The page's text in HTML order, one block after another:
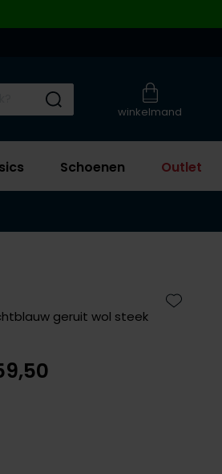
winkelmand
Submit search
Schoenen Outlet
geruit wol steek
Zet bij